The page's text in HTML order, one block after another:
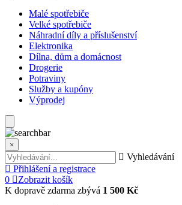
Malé spotřebiče
Velké spotřebiče
Náhradní díly a příslušenství
Elektronika
Dílna, dům a domácnost
Drogerie
Potraviny
Služby a kupóny
Výprodej
×
Vyhledávání
Přihlášení a registrace
0
Zobrazit košík
K dopravě zdarma zbývá 1 500 Kč